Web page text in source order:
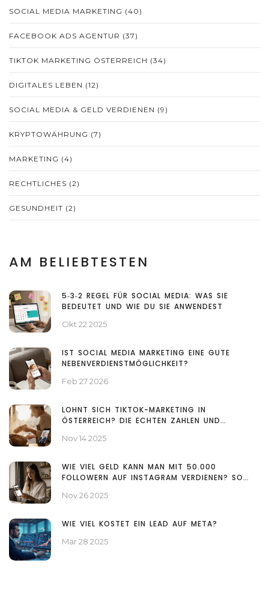
SOCIAL MEDIA MARKETING (40)
FACEBOOK ADS AGENTUR (37)
TIKTOK MARKETING ÖSTERREICH (34)
DIGITALES LEBEN (12)
SOCIAL MEDIA & GELD VERDIENEN (9)
KRYPTOWÄHRUNG (7)
MARKETING (4)
RECHTLICHES (2)
GESUNDHEIT (2)
AM BELIEBTESTEN
5‑3‑2 REGEL FÜR SOCIAL MEDIA: WAS SIE
BEDEUTET UND WIE DU SIE ANWENDEST
Okt 22 2025
IST SOCIAL MEDIA MARKETING EINE GUTE
NEBENVERDIENSTMÖGLICHKEIT?
Feb 27 2026
LOHNT SICH TIKTOK-MARKETING IN
ÖSTERREICH? DIE ECHTEN ZAHLEN UND
Nov 14 2025
WIE VIEL GELD KANN MAN MIT 50.000
FOLLOWERN AUF INSTAGRAM VERDIENEN? SO
Nov 26 2025
WIE VIEL KOSTET EIN LEAD AUF META?
Mär 28 2025